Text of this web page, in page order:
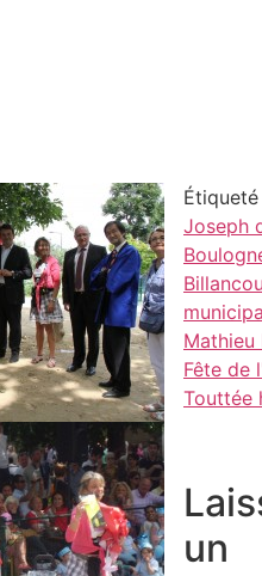
Étiqueté
Joseph
Mathieu
Fête de
Touttée
un